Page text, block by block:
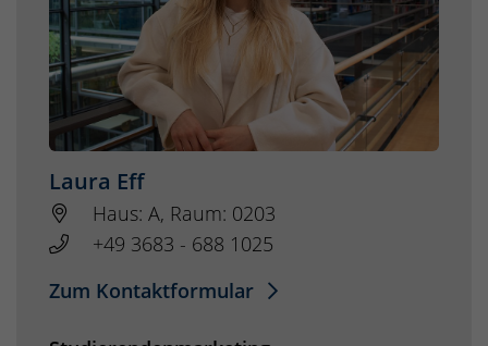
Laura Eff
Haus: A, Raum: 0203
+49 3683 - 688 1025
Zum Kontaktformular